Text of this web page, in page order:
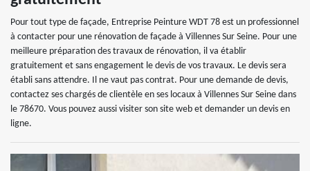
Pour tout type de façade, Entreprise Peinture WDT 78 est un professionnel
à contacter pour une rénovation de façade à Villennes Sur Seine. Pour une
meilleure préparation des travaux de rénovation, il va établir
gratuitement et sans engagement le devis de vos travaux. Le devis sera
établi sans attendre. Il ne vaut pas contrat. Pour une demande de devis,
contactez ses chargés de clientèle en ses locaux à Villennes Sur Seine dans
le 78670. Vous pouvez aussi visiter son site web et demander un devis en
ligne.